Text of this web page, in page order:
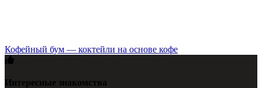
Кофейный бум — коктейли на основе кофе
Интересные знакомства